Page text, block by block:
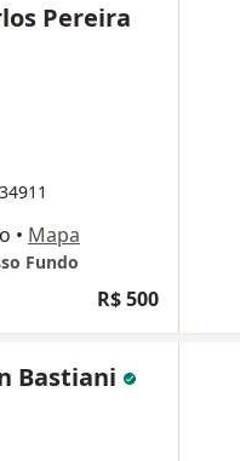
Pereira
• Mapa
Fundo
R$ 500
Bastiani